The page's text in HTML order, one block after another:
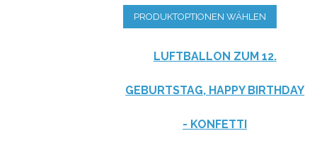
PRODUKTOPTIONEN WÄHLEN
LUFTBALLON ZUM 12.
GEBURTSTAG, HAPPY BIRTHDAY
- KONFETTI